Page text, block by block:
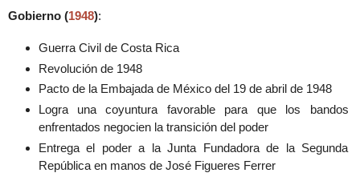
Gobierno (1948):
Guerra Civil de Costa Rica
Revolución de 1948
Pacto de la Embajada de México del 19 de abril de 1948
Logra una coyuntura favorable para que los bandos
enfrentados negocien la transición del poder
Entrega el poder a la Junta Fundadora de la Segunda
República en manos de José Figueres Ferrer